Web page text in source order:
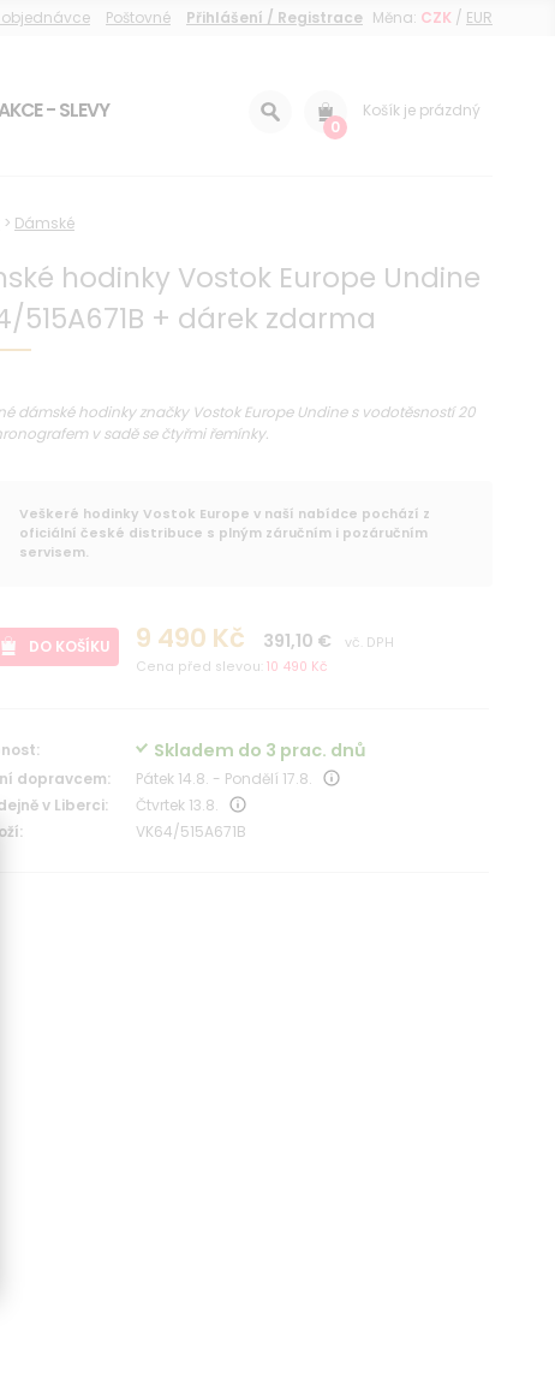
objednávce Poštovné Přihlášení / Registrace Měna: CZK / EUR
0
Košík je prázdný
- SLEVY
> Dámské
hodinky Vostok Europe Undine
515A671B + dárek zdarma
dámské hodinky značky Vostok Europe Undine s vodotěsností 20
v sadě se čtyřmi řemínky.
Veškeré hodinky Vostok Europe v naší nabídce pochází z
oficiální české distribuce s plným záručním i pozáručním
servisem.
DO KOŠÍKU 9 490 Kč 391,10 €
vč. DPH
Cena před slevou: 10 490 Kč
Skladem do 3 prac. dnů
dopravcem:
Pátek 14.8. - Pondělí 17.8.
v Liberci:
Čtvrtek 13.8.
VK64/515A671B